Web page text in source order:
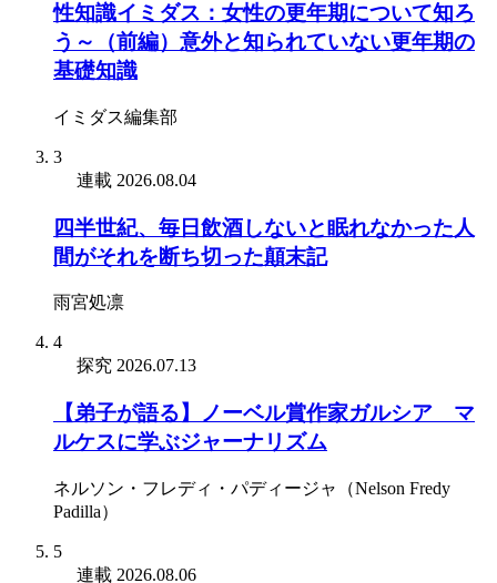
性知識イミダス：女性の更年期について知ろ
う～（前編）意外と知られていない更年期の
基礎知識
イミダス編集部
3
連載 2026.08.04
四半世紀、毎日飲酒しないと眠れなかった人
間がそれを断ち切った顛末記
雨宮処凛
4
探究 2026.07.13
【弟子が語る】ノーベル賞作家ガルシア゠マ
ルケスに学ぶジャーナリズム
ネルソン・フレディ・パディージャ（Nelson Fredy
Padilla）
5
連載 2026.08.06